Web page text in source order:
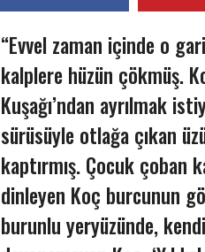
“Evvel zaman içinde o
kalplere hüzün çökmüş.
Kuşağı’ndan ayrılmak
sürüsüyle otlağa çıkan
kaptırmış. Çocuk çoban
dinleyen Koç burcunun
burunlu yeryüzünde,